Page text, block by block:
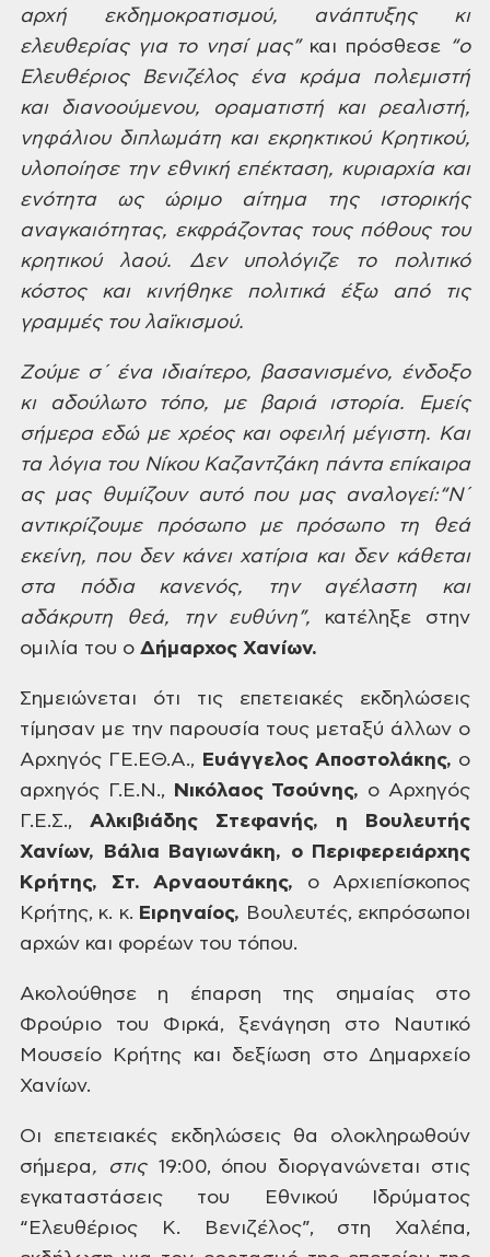
αρχή εκδημοκρατισμού, ανάπτυξης κι
ελευθερίας για το νησίμας” και πρόσθεσε
“ο
Ελευθέριος Βενιζέλος ένα κράμα πολεμιστή
και διανοούμενου, οραματιστή καιρεαλιστή,
νηφάλιου διπλωμάτη καιεκρηκτικού Κρητικού,
υλοποίησε τηνεθνική επέκταση, κυριαρχία και
ενότηταως ώριμο αίτημα της ιστορικής
αναγκαιότητας, εκφράζοντας τους πόθους του
κρητικούλαού. Δεν υπολόγιζε το πολιτικό
κόστοςκαι κινήθηκε πολιτικά έξω από τις
γραμμέςτου λαϊκισμού.
Ζούμεσ΄ ένα ιδιαίτερο, βασανισμένο, ένδοξο
κι αδούλωτο τόπο, με βαριά ιστορία. Εμείς
σήμερα εδώ με χρέος και οφειλή μέγιστη. Και
τα λόγια του Νίκου Καζαντζάκη πάνταεπίκαιρα
ας μας θυμίζουν αυτό που μαςαναλογεί:“Ν΄
αντικρίζουμε πρόσωπο με πρόσωπο τη θεά
εκείνη, που δεν κάνει χατίρια και δενκάθεται
στα πόδια κανενός, την αγέλαστη και
αδάκρυτη θεά, την ευθύνη”, κατέληξε στην
ομιλία του ο Δήμαρχος Χανίων.
Σημειώνεται ότι τις επετειακές εκδηλώσεις
τίμησαν με την παρουσία τους μεταξύ άλλων ο
Αρχηγός ΓΕ.ΕΘ.Α.,
ΕυάγγελοςΑποστολάκης, ο
αρχηγός Γ.Ε.Ν., Νικόλαος Τσούνης, ο Αρχηγός
Γ.Ε.Σ., Αλκιβιάδης Στεφανής, η Βουλευτής
Χανίων, Βάλια Βαγιωνάκη, οΠεριφερειάρχης
Κρήτης, Στ. Αρναουτάκης, οΑρχιεπίσκοπος
Κρήτης, κ. κ. Ειρηναίος, Βουλευτές, εκπρόσωποι
αρχών και φορέων του τόπου.
Ακολούθησε η έπαρση της σημαίας στο
Φρούριο του Φιρκά, ξενάγηση στο Ναυτικό
Μουσείο Κρήτης και δεξίωση στο Δημαρχείο
Χανίων.
Οι επετειακές εκδηλώσεις θα ολοκληρωθούν
σήμερα, στις 19:00, όπου διοργανώνεται στις
εγκαταστάσεις του Εθνικού Ιδρύματος
“Ελευθέριος Κ. Βενιζέλος”, στη Χαλέπα,